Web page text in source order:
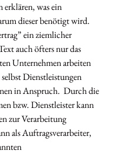
was ein
dieser benötigt wird.
ein ziemlicher
auch öfters nur das
Unternehmen arbeiten
Dienstleistungen
in Anspruch. Durch die
bzw. Dienstleister kann
zur Verarbeitung
als Auftragsverarbeiter,